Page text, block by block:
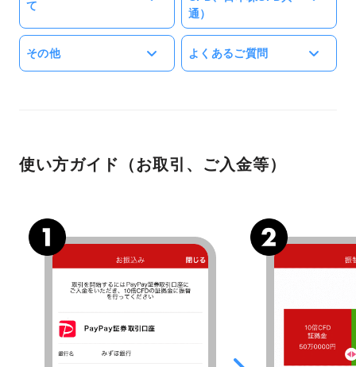
て
通）
その他 よくあるご質問
使い方ガイド（お取引、ご入金等）